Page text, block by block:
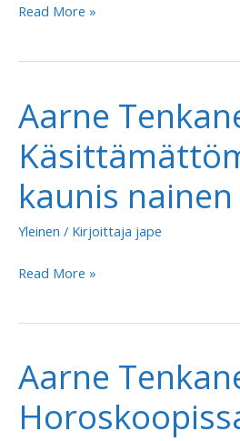
Aarne
–
synkkä
on
sellini
seinä
Read More »
Aarne
kaunis nainen
Yleinen / Kirjoittaja jape
Aarne
–
kaunis
nainen
Read More »
Aarne